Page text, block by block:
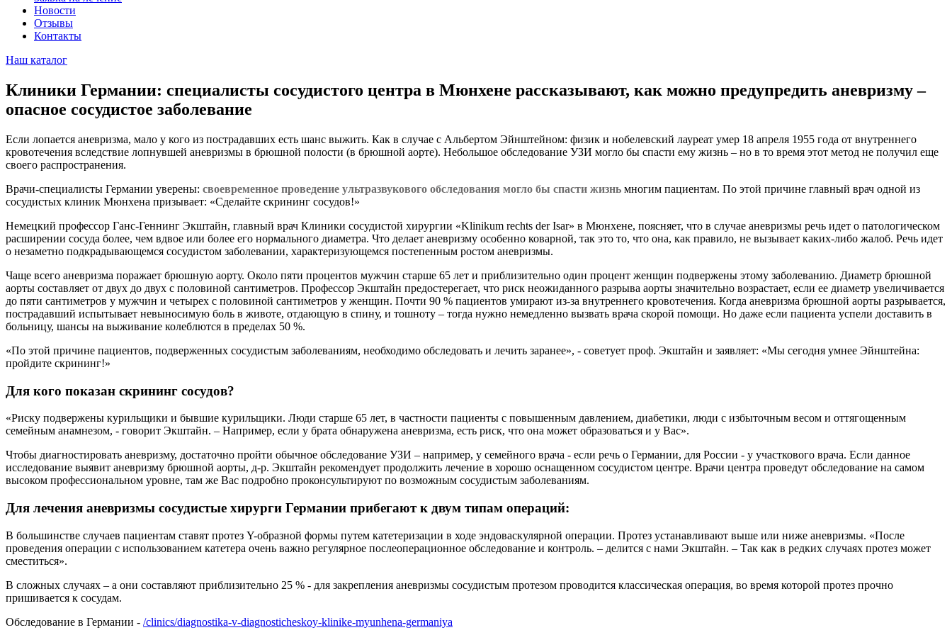
Новости
Отзывы
Контакты
Наш каталог
Клиники Германии: специалисты сосудистого центра в Мюнхене рассказывают, как можно предупредить аневризму –
опасное сосудистое заболевание
Если лопается аневризма, мало у кого из пострадавших есть шанс выжить. Как в случае с Альбертом Эйнштейном: физик и нобелевский лауреат умер 18 апреля 1955 года от внутреннего
кровотечения вследствие лопнувшей аневризмы в брюшной полости (в брюшной аорте). Небольшое обследование УЗИ могло бы спасти ему жизнь – но в то время этот метод не получил еще
своего распространения.
Врачи-специалисты Германии уверены: своевременное проведение ультразвукового обследования могло бы спасти жизнь многим пациентам. По этой причине главный врач одной из
сосудистых клиник Мюнхена призывает: «Сделайте скрининг сосудов!»
Немецкий профессор Ганс-Геннинг Экштайн, главный врач Клиники сосудистой хирургии «Klinikum rechts der Isar» в Мюнхене, поясняет, что в случае аневризмы речь идет о патологическом
расширении сосуда более, чем вдвое или более его нормального диаметра. Что делает аневризму особенно коварной, так это то, что она, как правило, не вызывает каких-либо жалоб. Речь идет
о незаметно подкрадывающемся сосудистом заболевании, характеризующемся постепенным ростом аневризмы.
Чаще всего аневризма поражает брюшную аорту. Около пяти процентов мужчин старше 65 лет и приблизительно один процент женщин подвержены этому заболеванию. Диаметр брюшной
аорты составляет от двух до двух с половиной сантиметров. Профессор Экштайн предостерегает, что риск неожиданного разрыва аорты значительно возрастает, если ее диаметр увеличивается
до пяти сантиметров у мужчин и четырех с половиной сантиметров у женщин. Почти 90 % пациентов умирают из-за внутреннего кровотечения. Когда аневризма брюшной аорты разрывается,
пострадавший испытывает невыносимую боль в животе, отдающую в спину, и тошноту – тогда нужно немедленно вызвать врача скорой помощи. Но даже если пациента успели доставить в
больницу, шансы на выживание колеблются в пределах 50 %.
«По этой причине пациентов, подверженных сосудистым заболеваниям, необходимо обследовать и лечить заранее», - советует проф. Экштайн и заявляет: «Мы сегодня умнее Эйнштейна:
пройдите скрининг!»
Для кого показан скрининг сосудов?
«Риску подвержены курильщики и бывшие курильщики. Люди старше 65 лет, в частности пациенты с повышенным давлением, диабетики, люди с избыточным весом и оттягощенным
семейным анамнезом, - говорит Экштайн. – Например, если у брата обнаружена аневризма, есть риск, что она может образоваться и у Вас».
Чтобы диагностировать аневризму, достаточно пройти обычное обследование УЗИ – например, у семейного врача - если речь о Германии, для России - у участкового врача. Если данное
исследование выявит аневризму брюшной аорты, д-р. Экштайн рекомендует продолжить лечение в хорошо оснащенном сосудистом центре. Врачи центра проведут обследование на самом
высоком профессиональном уровне, там же Вас подробно проконсультируют по возможным сосудистым заболеваниям.
Для лечения аневризмы сосудистые хирурги Германии прибегают к двум типам операций:
В большинстве случаев пациентам ставят протез Y-образной формы путем катетеризации в ходе эндоваскулярной операции. Протез устанавливают выше или ниже аневризмы. «После
проведения операции с использованием катетера очень важно регулярное послеоперационное обследование и контроль. – делится с нами Экштайн. – Так как в редких случаях протез может
сместиться».
В сложных случаях – а они составляют приблизительно 25 % - для закрепления аневризмы сосудистым протезом проводится классическая операция, во время которой протез прочно
пришивается к сосудам.
Обследование в Германии - /clinics/diagnostika-v-diagnosticheskoy-klinike-myunhena-germaniya